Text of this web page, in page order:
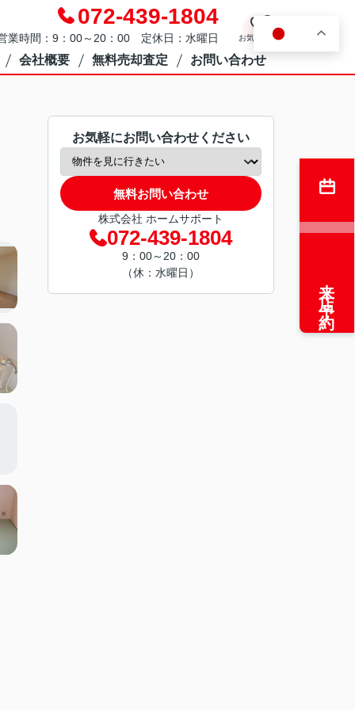
072-439-1804
業時間：9：00～20：00 定休日：水曜日 お気に入り
会社概要 無料売却査定 お問い合わせ
お気軽にお問い合わせください
無料お問い合わせ
株式会社 ホームサポート
072-439-1804
9：00～20：00
（休：水曜日）
来店予約